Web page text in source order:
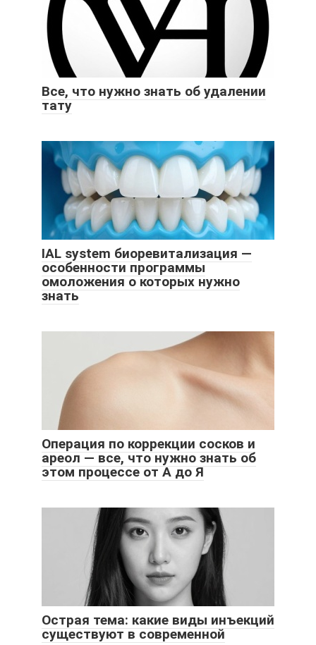
Все, что нужно знать об удалении
тату
IAL system биоревитализация —
особенности программы
омоложения о которых нужно
знать
Операция по коррекции сосков и
ареол — все, что нужно знать об
этом процессе от А до Я
Острая тема: какие виды инъекций
существуют в современной